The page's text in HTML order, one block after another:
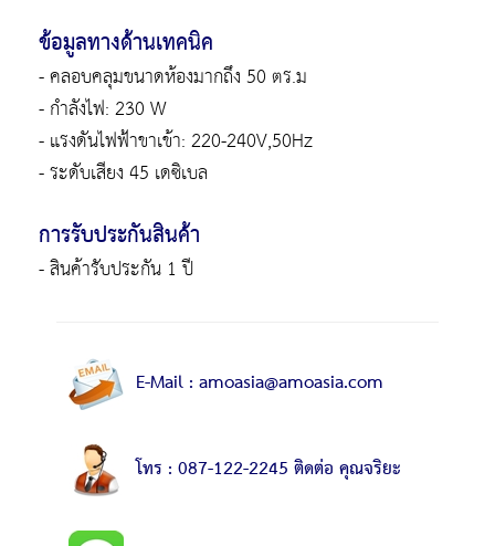
ข้อมูลทางด้านเทคนิค
- คลอบคลุมขนาดห้องมากถึง 50 ตร.ม
- กำลังไฟ: 230 W
- แรงดันไฟฟ้าขาเข้า: 220-240V,50Hz
- ระดับเสียง 45 เดซิเบล
การรับประกันสินค้า
- สินค้ารับประกัน 1 ปี
E-Mail : amoasia@amoasia.com
โทร : 087-122-2245 ติดต่อ คุณจริยะ